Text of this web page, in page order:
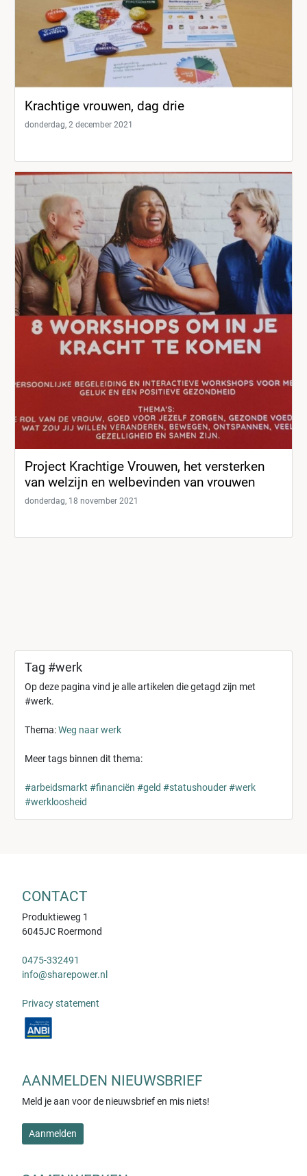
Krachtige vrouwen, dag drie
donderdag, 2 december 2021
Project Krachtige Vrouwen, het versterken
van welzijn en welbevinden van vrouwen
donderdag, 18 november 2021
Tag #werk
Op deze pagina vind je alle artikelen die getagd zijn met
#werk.
Thema:Weg naar werk
Meer tags binnen dit thema:
#arbeidsmarkt #financiën #geld #statushouder#werk
#werkloosheid
CONTACT
Produktieweg 1
6045JC Roermond
0475-332491
info@sharepower.nl
Privacy statement
AANMELDEN NIEUWSBRIEF
Meld je aan voor de nieuwsbrief en mis niets!
Aanmelden